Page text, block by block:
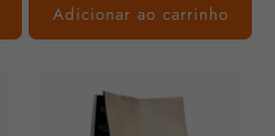
Adicionar ao carrinho